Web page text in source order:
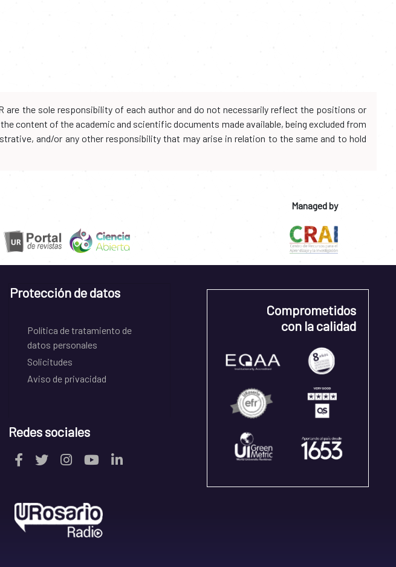
the sole responsibility of each author and do not necessarily reflect the positions or
content of the academic and scientific documents made available, being excluded from
and/or any other responsibility that may arise in relation to the same and to hold
Managed by
Protección de datos
Política de tratamiento de
datos personales
Solicitudes
Aviso de privacidad
Redes sociales
Comprometidos
con la calidad